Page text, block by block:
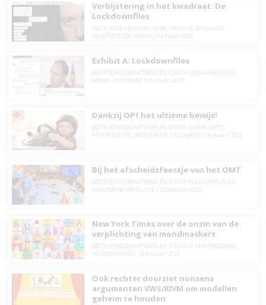
Verbijstering in het kwadraat: De
Lockdownfiles
BESTRIJDINGSMAATREGELEN COVID-19, EVALUATIE
MAATREGELEN MEDIA 04 maart 2023
Exhibit A: Lockdownfiles
BESTRIJDINGSMAATREGELEN COVID-19, MAATREGELEN
MEDIA
VACCINATIE 05 maart 2023
Dankzij OP1 het ultieme bewijs!
BESTRIJDINGSMAATREGELEN COVID-19, EVALUATIE
MAATREGELEN OVERSTERFTE VACCINATIE 03 maart 2023
Bij het afscheidsfeestje van het OMT
BESTRIJDINGSMAATREGELEN COVID-19, MAATREGELEN
VACCINATIE
VENTILATIE 25 februari 2023
New York Times over de onzin van de
verplichting van mondmaskers
BESTRIJDINGSMAATREGELEN COVID-19, MAATREGELEN
MONDMASKERS| 24 februari 2023
Ook rechter doorziet nonsens
argumenten VWS/RIVM om modellen
geheim te houden